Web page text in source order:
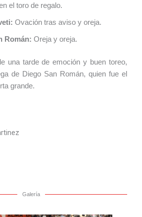
el toro de regalo.
Ovación tras aviso y oreja.
Román: Oreja y oreja.
una tarde de emoción y buen toreo,
de Diego San Román, quien fue el
grande.
Galería